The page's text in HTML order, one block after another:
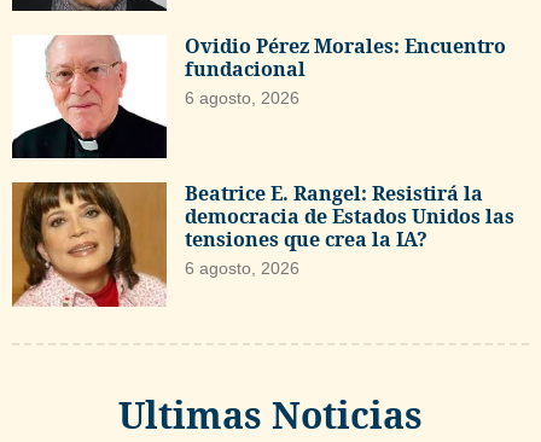
Ovidio Pérez Morales: Encuentro
fundacional
6 agosto, 2026
Beatrice E. Rangel: Resistirá la
democracia de Estados Unidos las
tensiones que crea la IA?
6 agosto, 2026
Ultimas Noticias